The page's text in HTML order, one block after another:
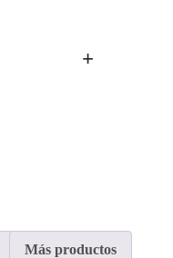
+
Más productos